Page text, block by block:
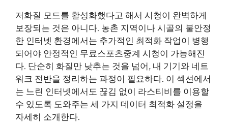
저화질 모드를 활성화했다고 해서 시청이 완벽하게
보장되는 것은 아니다. 농촌 지역이나 시골의 불안정
한 인터넷 환경에서는 추가적인 최적화 작업이 병행
되어야 안정적인 무료스포츠중계 시청이 가능해진
다. 단순히 화질만 낮추는 것을 넘어, 내 기기와 네트
워크 전반을 정리하는 과정이 필요하다. 이 섹션에서
는 느린 인터넷에서도 끊김 없이 라스티비를 이용할
수 있도록 도와주는 세 가지 데이터 최적화 설정을
자세히 소개한다.